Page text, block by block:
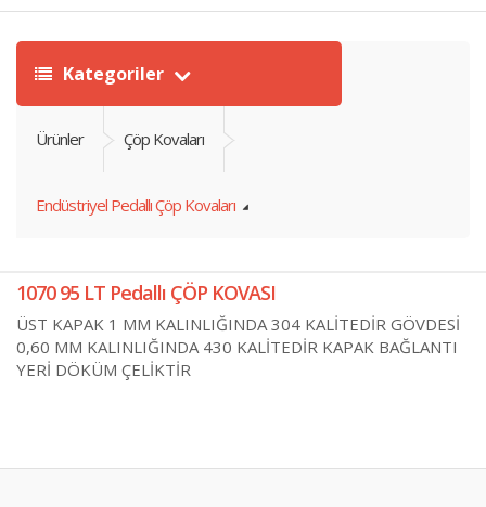
Kategoriler
Ürünler Çöp Kovaları
Endüstriyel Pedallı Çöp Kovaları
1070 95 LT Pedallı ÇÖP KOVASI
ÜST KAPAK 1 MM KALINLIĞINDA 304 KALİTEDİR GÖVDESİ
0,60 MM KALINLIĞINDA 430 KALİTEDİR KAPAK BAĞLANTI
YERİ DÖKÜM ÇELİKTİR